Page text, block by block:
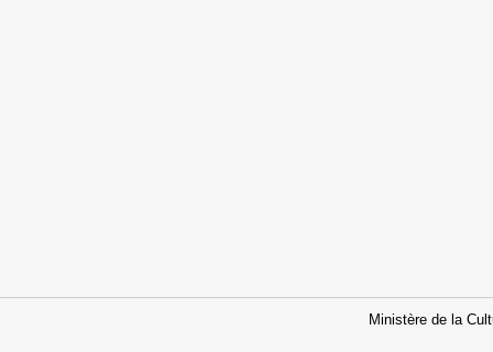
Ministère de la